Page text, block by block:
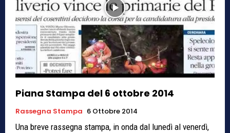
Piana Stampa del 6 ottobre 2014
Rassegna Stampa 6 Ottobre 2014
Una breve rassegna stampa, in onda dal lunedì al venerdì,